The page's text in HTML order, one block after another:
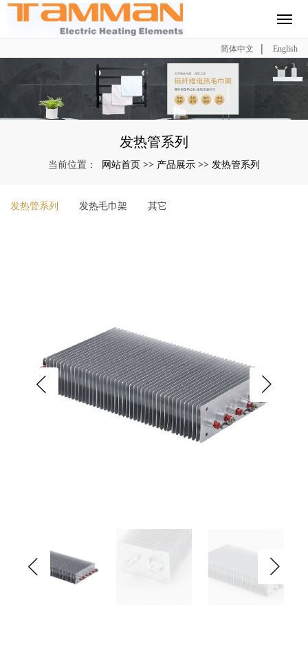
简体中文 | English
发热管系列
当前位置： 网站首页 >> 产品展示 >> 发热管系列
发热管系列 发热毛巾架 其它